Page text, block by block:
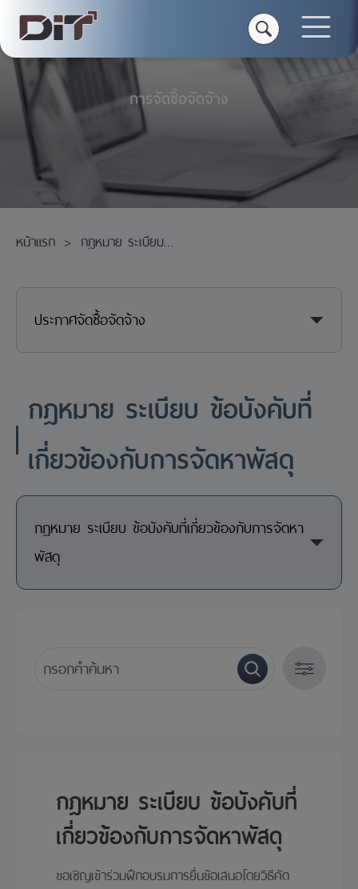
การจัดซื้อจัดจ้าง
หน้าแรก กฎหมาย ระเบียบ ข้อบังคับที่เกี่ยวข้องกับการจัดหาพัสดุ
ประกาศจัดซื้อจัดจ้าง
กฎหมาย ระเบียบ ข้อบังคับที่
เกี่ยวข้องกับการจัดหาพัสดุ
กฎหมาย ระเบียบ ข้อบังคับที่เกี่ยวข้องกับการจัดหา
พัสดุ
กฎหมาย ระเบียบ ข้อบังคับที่
เกี่ยวข้องกับการจัดหาพัสดุ
ขอเชิญเข้าร่วมฝึกอบรมการยื่นข้อเสนอโดยวิธีคัด